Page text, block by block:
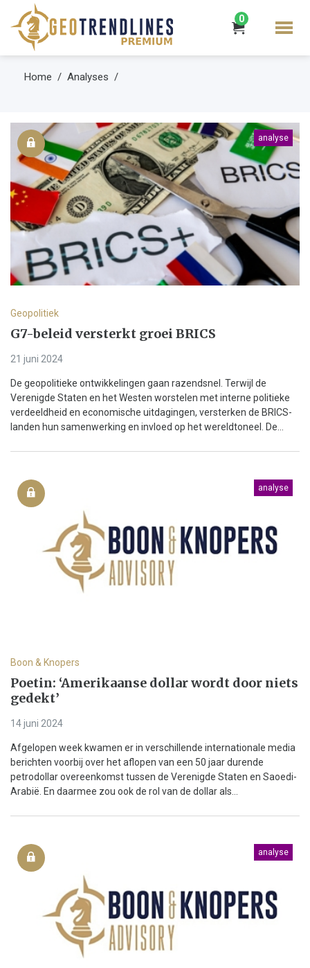
0
Home Analyses
analyse
Geopolitiek
G7-beleid versterkt groei BRICS
21 juni 2024
De geopolitieke ontwikkelingen gaan razendsnel. Terwijl de
Verenigde Staten en het Westen worstelen met interne politieke
verdeeldheid en economische uitdagingen, versterken de BRICS-
landen hun samenwerking en invloed op het wereldtoneel. De...
analyse
Boon & Knopers
Poetin: ‘Amerikaanse dollar wordt door niets
gedekt’
14 juni 2024
Afgelopen week kwamen er in verschillende internationale media
berichten voorbij over het aflopen van een 50 jaar durende
petrodollar overeenkomst tussen de Verenigde Staten en Saoedi-
Arabië. En daarmee zou ook de rol van de dollar als...
analyse